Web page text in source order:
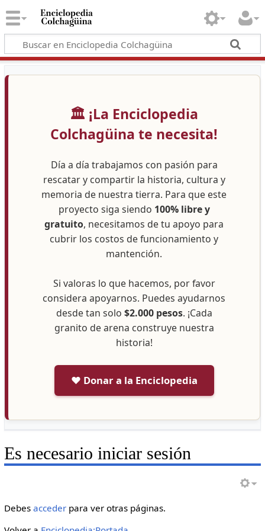
🏛️ ¡La Enciclopedia
Colchagüina te necesita!
Día a día trabajamos con pasión para
rescatar y compartir la historia, cultura y
memoria de nuestra tierra. Para que este
proyecto siga siendo 100% libre y
gratuito, necesitamos de tu apoyo para
cubrir los costos de funcionamiento y
mantención.
Si valoras lo que hacemos, por favor
considera apoyarnos. Puedes ayudarnos
desde tan solo $2.000 pesos. ¡Cada
granito de arena construye nuestra
historia!
❤️ Donar a la Enciclopedia
Es necesario iniciar sesión
Debes accederpara ver otras páginas.